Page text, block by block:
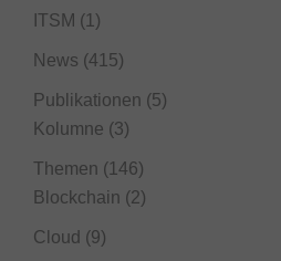
ITSM (1)
News (415)
Publikationen (5)
Kolumne (3)
Themen (146)
Blockchain (2)
Cloud (9)